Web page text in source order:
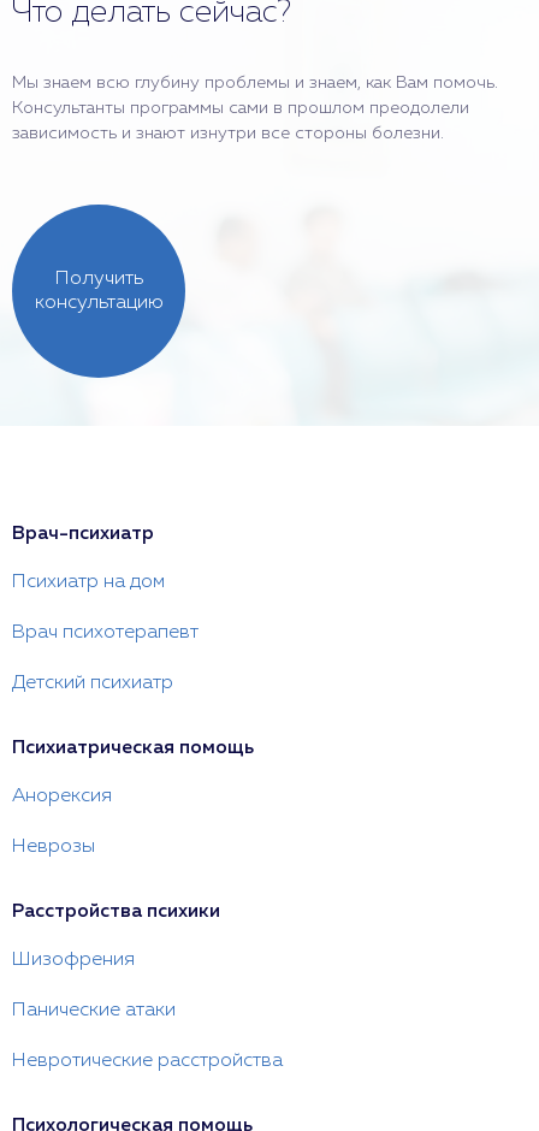
Что делать сейчас?
Мы знаем всю глубину проблемы и знаем, как Вам помочь.
Консультанты программы сами в прошлом преодолели
зависимость и знают изнутри все стороны болезни.
Получить
консультацию
Врач-психиатр
Психиатр на дом
Врач психотерапевт
Детский психиатр
Психиатрическая помощь
Анорексия
Неврозы
Расстройства психики
Шизофрения
Панические атаки
Невротические расстройства
Психологическая помощь